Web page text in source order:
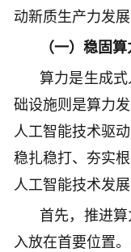
动新质生产力发展
（一）稳固
算力是生成
础设施则是算力
人工智能技术驱
稳扎稳打、夯实
人工智能技术发展
首先，推进
入放在首要位置